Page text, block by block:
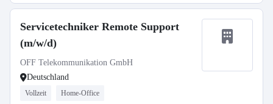
Servicetechniker Remote Support
(m/w/d)
OFF Telekommunikation GmbH
Deutschland
Vollzeit Home-Office